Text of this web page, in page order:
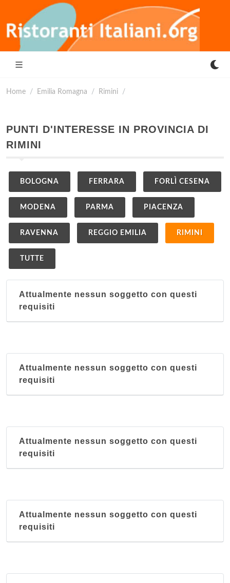
Home Emilia Romagna Rimini
PUNTI D'INTERESSE IN PROVINCIA DI
RIMINI
BOLOGNA FERRARA FORLÌ CESENA
MODENA PARMA PIACENZA
RAVENNA REGGIO EMILIA RIMINI
TUTTE
Attualmente nessun soggetto con questi
requisiti
Attualmente nessun soggetto con questi
requisiti
Attualmente nessun soggetto con questi
requisiti
Attualmente nessun soggetto con questi
requisiti